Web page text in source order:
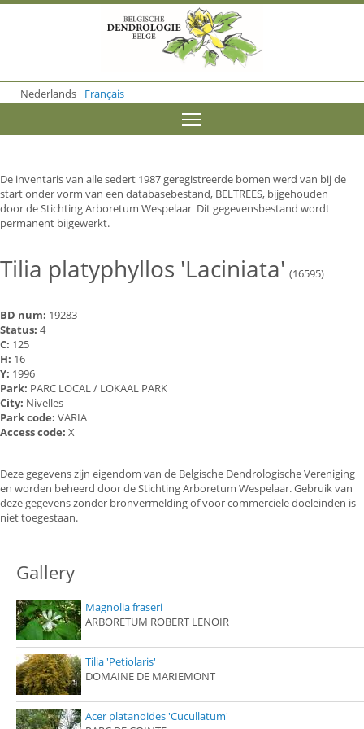
o
m
o
n
t
e
n
Nederlands Français
De inventaris van alle sedert 1987 geregistreerde bomen werd van bij de
start onder vorm van een databasebestand, BELTREES, bijgehouden
door de Stichting Arboretum Wespelaar Dit gegevensbestand wordt
permanent bijgewerkt.
Tilia platyphyllos 'Laciniata' (16595)
BD num: 19283
Status: 4
C: 125
H: 16
Y: 1996
Park: PARC LOCAL / LOKAAL PARK
City: Nivelles
Park code: VARIA
Access code: X
Deze gegevens zijn eigendom van de Belgische Dendrologische Vereniging
en worden beheerd door de Stichting Arboretum Wespelaar. Gebruik van
deze gegevens zonder bronvermelding of voor commerciële doeleinden is
niet toegestaan.
Gallery
Magnolia fraseri
ARBORETUM ROBERT LENOIR
Tilia 'Petiolaris'
DOMAINE DE MARIEMONT
Acer platanoides 'Cucullatum'